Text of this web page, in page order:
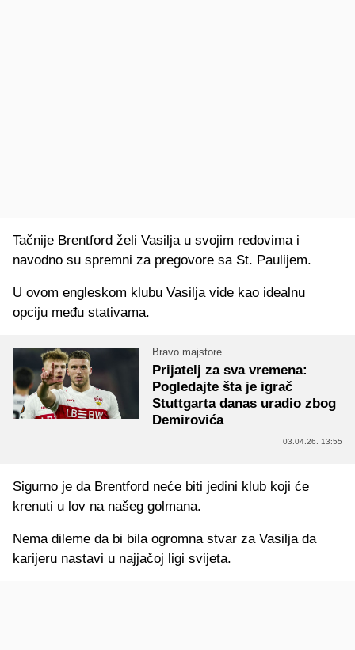
Tačnije Brentford želi Vasilja u svojim redovima i
navodno su spremni za pregovore sa St. Paulijem.
U ovom engleskom klubu Vasilja vide kao idealnu
opciju među stativama.
Bravo majstore
Prijatelj za sva vremena:
Pogledajte šta je igrač
Stuttgarta danas uradio zbog
Demirovića
03.04.26. 13:55
Sigurno je da Brentford neće biti jedini klub koji će
krenuti u lov na našeg golmana.
Nema dileme da bi bila ogromna stvar za Vasilja da
karijeru nastavi u najjačoj ligi svijeta.